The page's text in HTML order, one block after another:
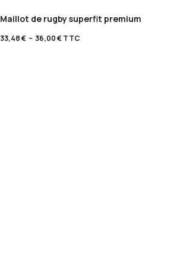
Maillot de rugby superfit premium
33,48€ – 36,00€TTC